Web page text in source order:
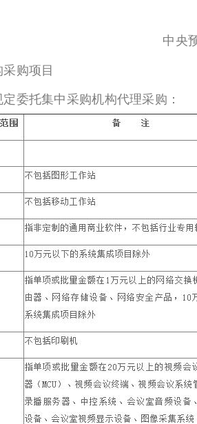
中央
购项目
委托集中采购机构代理采购：